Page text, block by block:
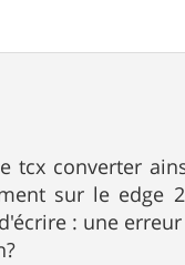
tcx converter
sur le edge
: une